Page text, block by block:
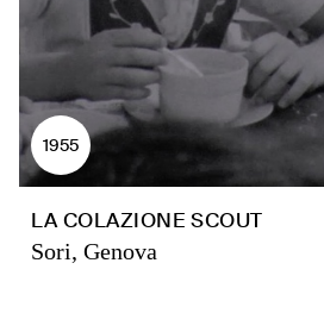
1955
LA COLAZIONE SCOUT
Sori, Genova